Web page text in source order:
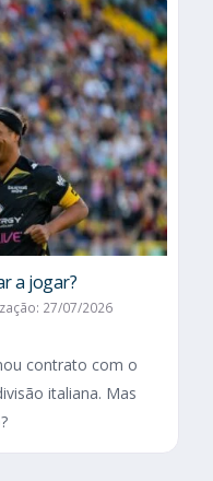
a jogar?
27/07/2026
contrato com o
italiana. Mas